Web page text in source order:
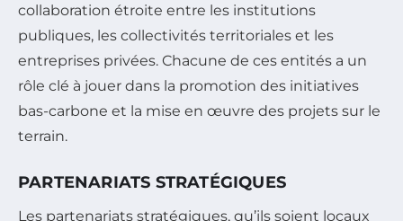
collaboration étroite entre les institutions
publiques, les collectivités territoriales et les
entreprises privées. Chacune de ces entités a un
rôle clé à jouer dans la promotion des initiatives
bas-carbone et la mise en œuvre des projets sur le
terrain.
PARTENARIATS STRATÉGIQUES
Les partenariats stratégiques, qu’ils soient locaux